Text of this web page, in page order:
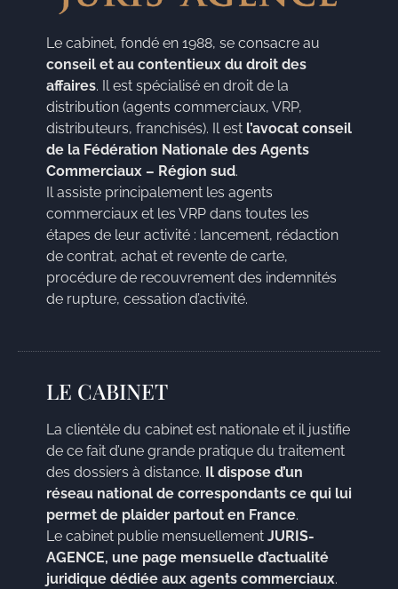
Le cabinet, fondé en 1988, se consacre au
conseil et au contentieux du droit des
affaires. Il est spécialisé en droit de la
distribution (agents commerciaux, VRP,
distributeurs, franchisés). Il est l’avocat conseil
de la Fédération Nationale des Agents
Commerciaux – Région sud.
Il assiste principalement les agents
commerciaux et les VRP dans toutes les
étapes de leur activité : lancement, rédaction
de contrat, achat et revente de carte,
procédure de recouvrement des indemnités
de rupture, cessation d’activité.
LE CABINET
La clientèle du cabinet est nationale et il justifie
de ce fait d’une grande pratique du traitement
des dossiers à distance. Il dispose d’un
réseau national de correspondants ce qui lui
permet de plaider partout en France.
Le cabinet publie mensuellement JURIS-
AGENCE, une page mensuelle d’actualité
juridique dédiée aux agents commerciaux.